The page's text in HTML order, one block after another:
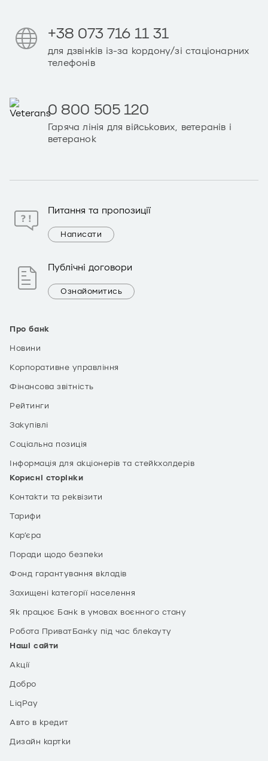
Про банк
Новини
Корпоративне управління
Фінансова звітність
Рейтинги
Закупівлі
Соціальна позиція
Інформація для акціонерів та стейкхолдерів
Корисні сторінки
Контакти та реквізити
Тарифи
Кар’єра
Поради щодо безпеки
Фонд гарантування вкладів
Захищені категорії населення
Як працює Банк в умовах воєнного стану
Робота ПриватБанку під час блекауту
Наші сайти
Акції
Добро
LiqPay
Авто в кредит
Дизайн картки
+38 073 716 11 31
для дзвінків із-за кордону/зі стаціонарних
телефонів
0 800 505 120
Гаряча лінія для військових, ветеранів і
ветеранок
Питання та пропозиції
Написати
Публічні договори
Ознайомитись